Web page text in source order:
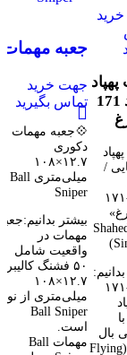
به
مندی
شاهد ۱۷۱
شاهد 171
/
شاهد‑۱۷۱
شاهد‑۱۷۱
بال
پرنده (Flying
مشاهده سریع
افزودن به
علاقه مندی
جعبه مهمات
۱۲.۷×۱۰۸
میلی‌متری
Ball Sniper
جهت خرید
تماس بگیرید
💠جعبه مهمات
دکوری
۱۲.۷×۱۰۸
میلی‌متری Ball
Sniper
بیشتر
مهمات در
واقعیت شامل
۵۰ فشنگ کالیبر
۱۲.۷×۱۰۸
میلی‌متری از نوع
Ball Sniper
است.
مهمات Ball